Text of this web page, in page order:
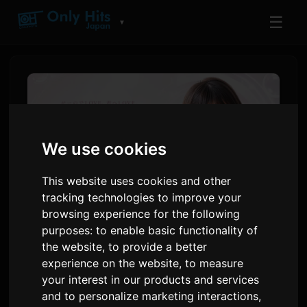
We use cookies
This website uses cookies and other
tracking technologies to improve your
browsing experience for the following
purposes:to enable basic functionality of
the website,to provide a better
experience on the website,to measure
your interest in our products and services
and to personalize marketing interactions,
▼ ☰
AI-kunstner Ichiki brocht
debútalbum 'Love
Singularity' út